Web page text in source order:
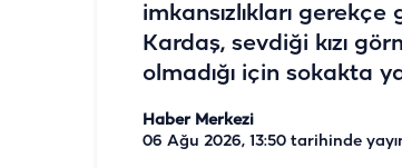
imkansızlıkları
Kardaş, sevdiği kızı
olmadığı için sokakta
Haber Merkezi
06 Ağu 2026, 13:50 tarihinde